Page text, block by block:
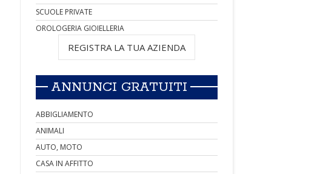
SCUOLE PRIVATE
OROLOGERIA GIOIELLERIA
REGISTRA LA TUA AZIENDA
ANNUNCI GRATUITI
ABBIGLIAMENTO
ANIMALI
AUTO, MOTO
CASA IN AFFITTO